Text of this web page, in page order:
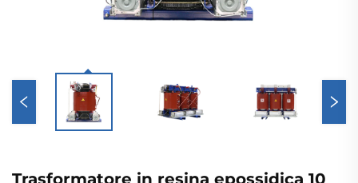
Trasformatore in resina epossidica 10